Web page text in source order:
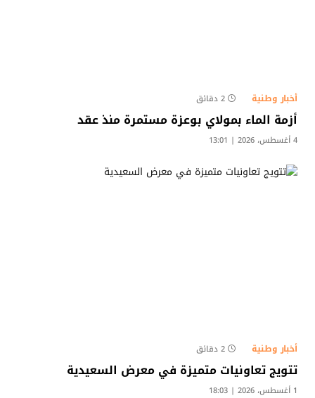
أخبار وطنية 2 دقائق
أزمة الماء بمولاي بوعزة مستمرة منذ عقد
4 أغسطس، 2026 | 13:01
أخبار وطنية 2 دقائق
تتويج تعاونيات متميزة في معرض السعيدية
1 أغسطس، 2026 | 18:03